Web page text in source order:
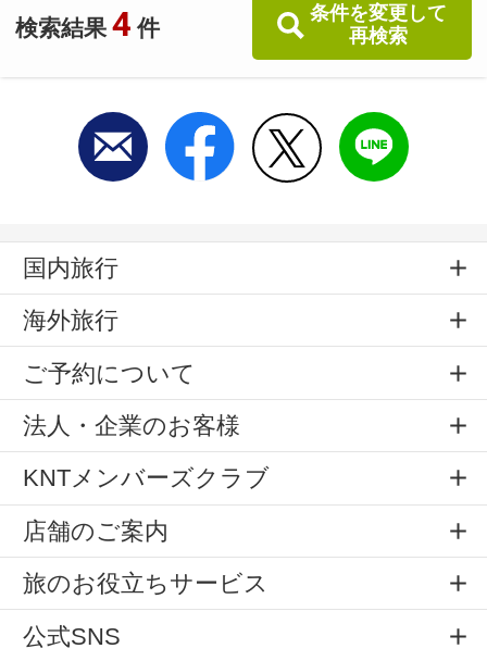
検索結果 4 件
条件を変更して
再検索
国内旅行
海外旅行
ご予約について
法人・企業のお客様
KNTメンバーズクラブ
店舗のご案内
旅のお役立ちサービス
公式SNS